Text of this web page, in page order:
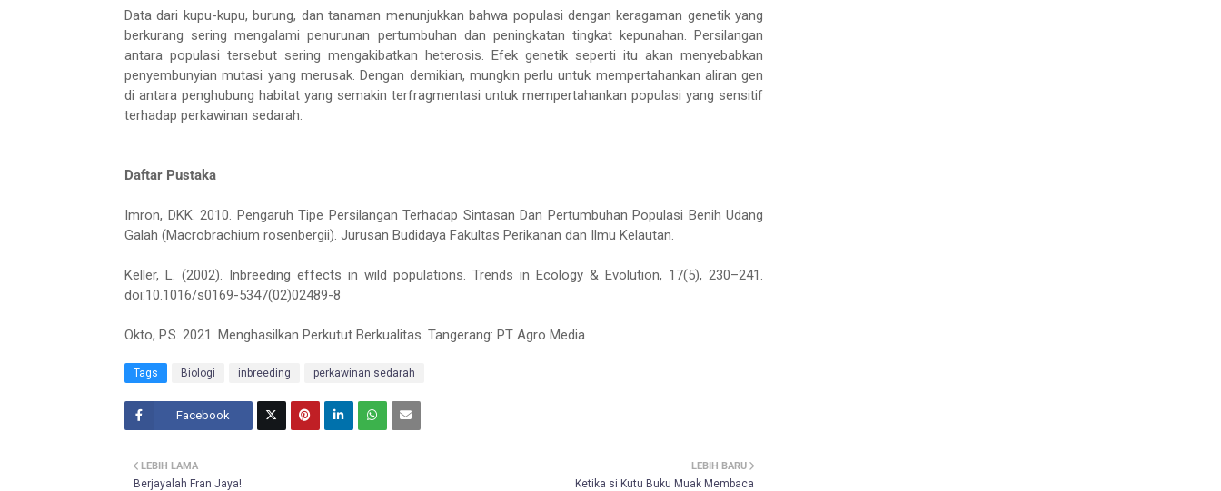
Data dari kupu-kupu, burung, dan tanaman menunjukkan bahwa populasi dengan keragaman genetik yang
berkurang sering mengalami penurunan pertumbuhan dan peningkatan tingkat kepunahan. Persilangan
antara populasi tersebut sering mengakibatkan heterosis. Efek genetik seperti itu akan menyebabkan
penyembunyian mutasi yang merusak. Dengan demikian, mungkin perlu untuk mempertahankan aliran gen
di antara penghubung habitat yang semakin terfragmentasi untuk mempertahankan populasi yang sensitif
terhadap perkawinan sedarah.
Daftar Pustaka
Imron, DKK. 2010. Pengaruh Tipe Persilangan Terhadap Sintasan Dan Pertumbuhan Populasi Benih Udang
Galah (Macrobrachium rosenbergii). Jurusan Budidaya Fakultas Perikanan dan Ilmu Kelautan.
Keller, L. (2002). Inbreeding effects in wild populations. Trends in Ecology & Evolution, 17(5), 230–241.
doi:10.1016/s0169-5347(02)02489-8
Okto, P.S. 2021. Menghasilkan Perkutut Berkualitas. Tangerang: PT Agro Media
Tags Biologi inbreeding perkawinan sedarah
Facebook
LEBIH BARU
Ketika si Kutu Buku Muak Membaca
LEBIH LAMA
Berjayalah Fran Jaya!